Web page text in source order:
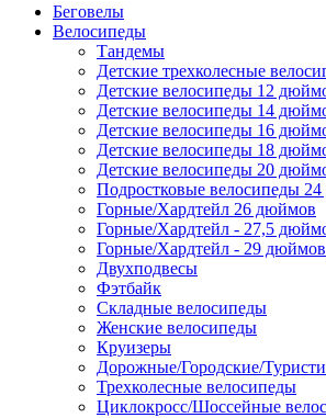
Беговелы
Велосипеды
Тандемы
Детские трехколесные
Детские велосипеды 12
Детские велосипеды 14
Детские велосипеды 16
Детские велосипеды 18
Детские велосипеды 20
Подростковые велосипеды
Горные/Хардтейл 26 дюймов
Горные/Хардтейл - 27,5
Горные/Хардтейл - 29 дюймов
Двухподвесы
Фэтбайк
Складные велосипеды
Женские велосипеды
Круизеры
Дорожные/Городские/
Трехколесные велосипеды
Циклокросс/Шоссейные